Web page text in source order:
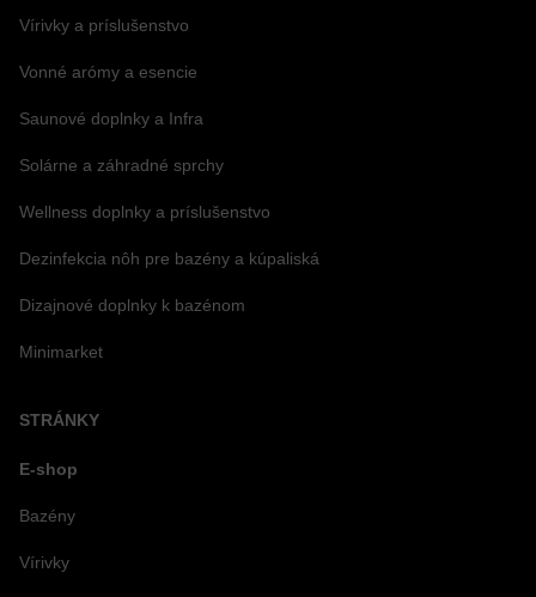
Vírivky a príslušenstvo
Vonné arómy a esencie
Saunové doplnky a Infra
Solárne a záhradné sprchy
Wellness doplnky a príslušenstvo
Dezinfekcia nôh pre bazény a kúpaliská
Dizajnové doplnky k bazénom
Minimarket
STRÁNKY
E-shop
Bazény
Vírivky